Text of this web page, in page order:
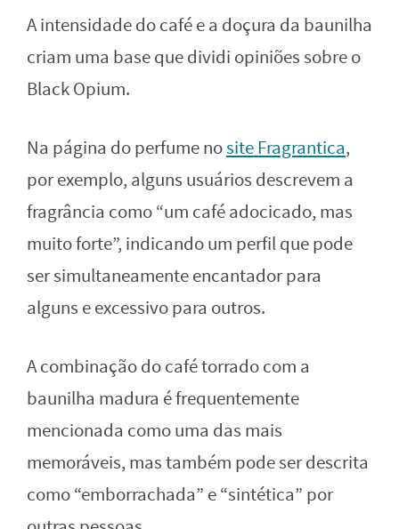
A intensidade do café e a doçura da baunilha
criam uma base que dividi opiniões sobre o
Black Opium.
Na página do perfume nosite Fragrantica,
por exemplo, alguns usuários descrevem a
fragrância como “um café adocicado, mas
muito forte”, indicando um perfil que pode
ser simultaneamente encantador para
alguns e excessivo para outros.
A combinação do café torrado com a
baunilha madura é frequentemente
mencionada como uma das mais
memoráveis, mas também pode ser descrita
como “emborrachada” e “sintética” por